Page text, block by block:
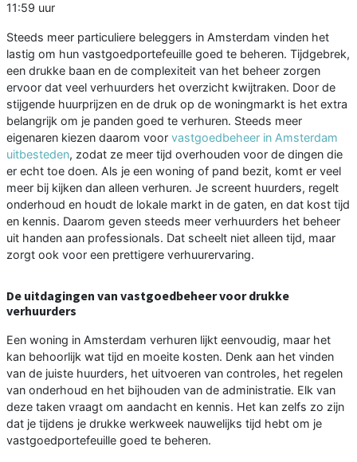
11:59 uur
Steeds meer particuliere beleggers in Amsterdam vinden het
lastig om hun vastgoedportefeuille goed te beheren. Tijdgebrek,
een drukke baan en de complexiteit van het beheer zorgen
ervoor dat veel verhuurders het overzicht kwijtraken. Door de
stijgende huurprijzen en de druk op de woningmarkt is het extra
belangrijk om je panden goed te verhuren. Steeds meer
eigenaren kiezen daarom voor vastgoedbeheer in Amsterdam
uitbesteden, zodat ze meer tijd overhouden voor de dingen die
er echt toe doen. Als je een woning of pand bezit, komt er veel
meer bij kijken dan alleen verhuren. Je screent huurders, regelt
onderhoud en houdt de lokale markt in de gaten, en dat kost tijd
en kennis. Daarom geven steeds meer verhuurders het beheer
uit handen aan professionals. Dat scheelt niet alleen tijd, maar
zorgt ook voor een prettigere verhuurervaring.
De uitdagingen van vastgoedbeheer voor drukke
verhuurders
Een woning in Amsterdam verhuren lijkt eenvoudig, maar het
kan behoorlijk wat tijd en moeite kosten. Denk aan het vinden
van de juiste huurders, het uitvoeren van controles, het regelen
van onderhoud en het bijhouden van de administratie. Elk van
deze taken vraagt om aandacht en kennis. Het kan zelfs zo zijn
dat je tijdens je drukke werkweek nauwelijks tijd hebt om je
vastgoedportefeuille goed te beheren.